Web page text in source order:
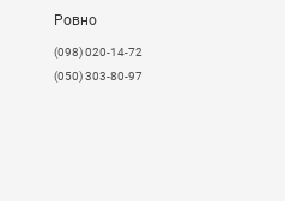
Ровно
(098) 020-14-72
(050) 303-80-97